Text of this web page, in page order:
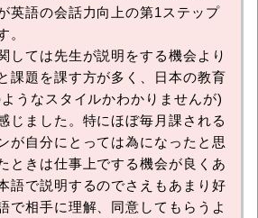
英語の会話力向上の第1ステップ
。
しては先生が説明をする機会より
課題を課す方が多く、日本の教育
うなスタイルかわかりませんが)
じました。特にほぼ毎月課される
が自分にとっては為になったと思
ときは仕事上でする機会が良くあ
語で説明するのでさえもあまり好
で相手に理解、同意してもらうよ